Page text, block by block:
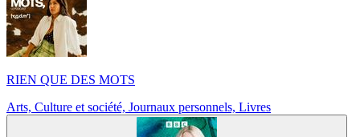
RIEN QUE DES MOTS
Arts, Culture et société, Journaux personnels, Livres